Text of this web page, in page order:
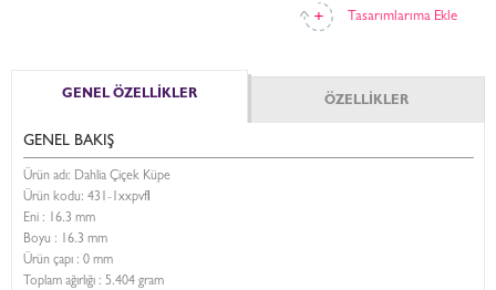
Tasarımlarıma Ekle
GENEL ÖZELLİKLER ÖZELLİKLER
GENEL BAKIŞ
Ürün adı: Dahlia Çiçek Küpe
Ürün kodu: 431-1xxpvfl
Eni : 16.3 mm
Boyu : 16.3 mm
Ürün çapı : 0 mm
Toplam ağırlığı : 5.404 gram